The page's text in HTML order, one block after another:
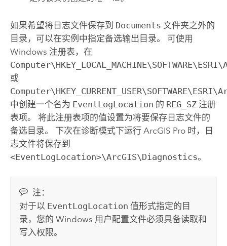
如果希望将日志文件保存到 Documents 文件夹之外的
目录，可以在实例中指定备选输出目录。 可使用
Windows 注册表，在
或
中创建一个名为 EventLogLocation 的 REG_SZ注册
表项。 将此注册表项的值设置为将要保存日志文件的
备选目录。 下次在诊断模式下运行 ArcGIS Pro时，日
志文件将保存到
<EventLogLocation>\ArcGIS\Diagnostics。
注：
对于以 EventLogLocation 值形式指定的目
录，您的Windows 用户配置文件必须具备读取和
写入权限。